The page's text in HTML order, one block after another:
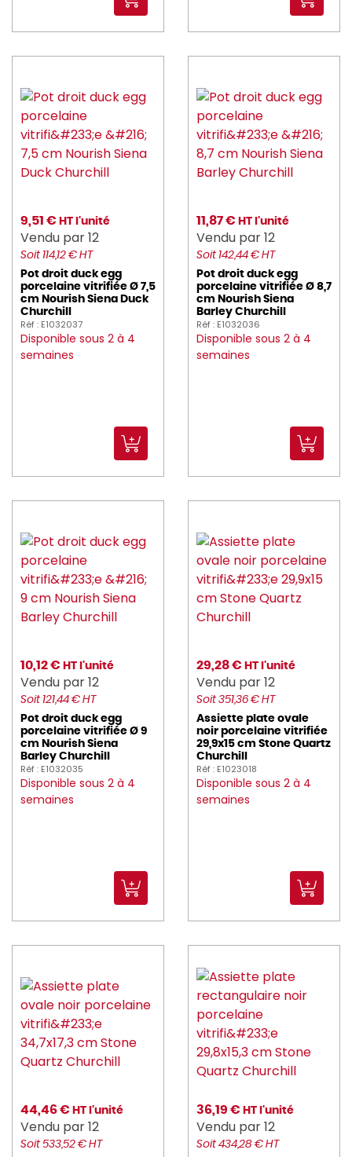
9,51 € HT l'unité
Vendu par 12
Soit 114,12 € HT
Pot droit duck egg
porcelaine vitrifiée Ø 7,5
cm Nourish Siena Duck
Churchill
Réf : E1032037
Disponible sous 2 à 4
semaines
11,87 € HT l'unité
Vendu par 12
Soit 142,44 € HT
Pot droit duck egg
porcelaine vitrifiée Ø 8,7
cm Nourish Siena
Barley Churchill
Réf : E1032036
Disponible sous 2 à 4
semaines
10,12 € HT l'unité
Vendu par 12
Soit 121,44 € HT
Pot droit duck egg
porcelaine vitrifiée Ø 9
cm Nourish Siena
Barley Churchill
Réf : E1032035
Disponible sous 2 à 4
semaines
29,28 € HT l'unité
Vendu par 12
Soit 351,36 € HT
Assiette plate ovale
noir porcelaine vitrifiée
29,9x15 cm Stone Quartz
Churchill
Réf : E1023018
Disponible sous 2 à 4
semaines
44,46 € HT l'unité
Vendu par 12
Soit 533,52 € HT
36,19 € HT l'unité
Vendu par 12
Soit 434,28 € HT